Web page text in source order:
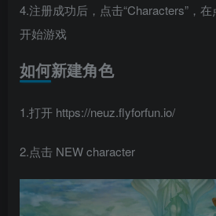
4.注册成功后，点击“Characters”，在
开始游戏
如何新建角色
1.打开 https://neuz.flyforfun.io/
2.点击 NEW character